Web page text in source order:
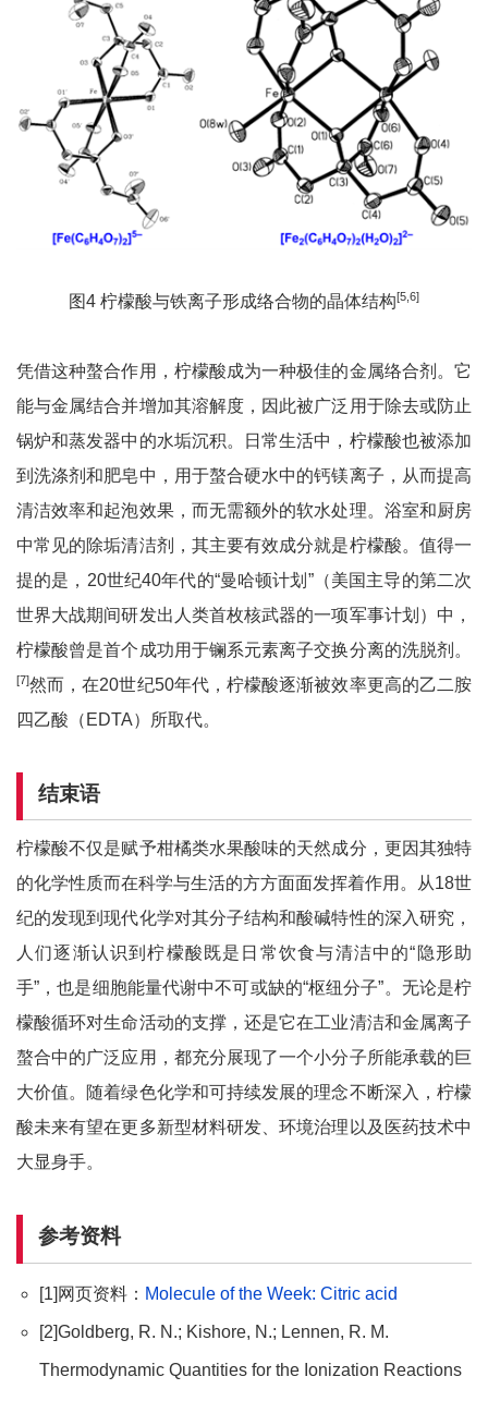
图4 柠檬酸与铁离子形成络合物的晶体结构[5,6]
凭借这种螯合作用，柠檬酸成为一种极佳的金属络合剂。它
能与金属结合并增加其溶解度，因此被广泛用于除去或防止
锅炉和蒸发器中的水垢沉积。日常生活中，柠檬酸也被添加
到洗涤剂和肥皂中，用于螯合硬水中的钙镁离子，从而提高
清洁效率和起泡效果，而无需额外的软水处理。浴室和厨房
中常见的除垢清洁剂，其主要有效成分就是柠檬酸。值得一
提的是，20世纪40年代的“曼哈顿计划”（美国主导的第二次
世界大战期间研发出人类首枚核武器的一项军事计划）中，
柠檬酸曾是首个成功用于镧系元素离子交换分离的洗脱剂。
[7]然而，在20世纪50年代，柠檬酸逐渐被效率更高的乙二胺
四乙酸（EDTA）所取代。
结束语
柠檬酸不仅是赋予柑橘类水果酸味的天然成分，更因其独特
的化学性质而在科学与生活的方方面面发挥着作用。从18世
纪的发现到现代化学对其分子结构和酸碱特性的深入研究，
人们逐渐认识到柠檬酸既是日常饮食与清洁中的“隐形助
手”，也是细胞能量代谢中不可或缺的“枢纽分子”。无论是柠
檬酸循环对生命活动的支撑，还是它在工业清洁和金属离子
螯合中的广泛应用，都充分展现了一个小分子所能承载的巨
大价值。随着绿色化学和可持续发展的理念不断深入，柠檬
酸未来有望在更多新型材料研发、环境治理以及医药技术中
大显身手。
参考资料
[1]网页资料： Molecule of the Week: Citric acid
[2]Goldberg, R. N.; Kishore, N.; Lennen, R. M.
Thermodynamic Quantities for the Ionization Reactions